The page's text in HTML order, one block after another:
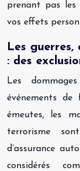
prenant pas les
vos effets
Les guerres,
: des
Les
événements de
émeutes, les
terrorisme
d’assurance
considérés